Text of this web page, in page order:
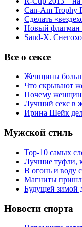
Can-Am Trophy
Сделать
Новый флагман
Sand-X.
Все о сексе
Женщины
Что скрывают
Почему
Лучший секс в
Ирина Шейк
Мужской стиль
Top-10 самых
Лучшие туфли,
В огонь и воду
Магниты
Будущей зимой
Новости спорта